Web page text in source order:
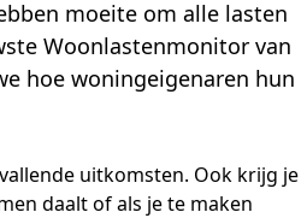
moeite om alle lasten
Woonlastenmonitor van
hoe woningeigenaren hun
uitkomsten. Ook krijg je
daalt of als je te maken